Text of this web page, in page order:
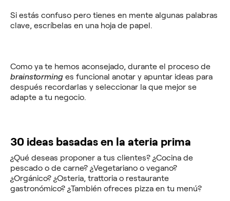
Si estás confuso pero tienes en mente algunas palabras
clave, escríbelas en una hoja de papel.
Como ya te hemos aconsejado, durante el proceso de
brainstorming es funcional anotar y apuntar ideas para
después recordarlas y seleccionar la que mejor se
adapte a tu negocio.
30 ideas basadas en la ateria prima
¿Qué deseas proponer a tus clientes? ¿Cocina de
pescado o de carne? ¿Vegetariano o vegano?
¿Orgánico? ¿Osteria, trattoria o restaurante
gastronómico? ¿También ofreces pizza en tu menú?